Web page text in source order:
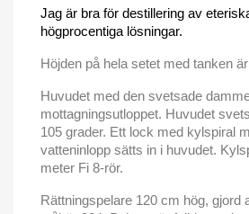
Jag är bra för destillering av
högprocentiga lösningar.
Höjden på hela setet med tanken
Huvudet med den svetsade
mottagningsutloppet. Huvudet
105 grader. Ett lock med kylspiral
vatteninlopp sätts in i huvudet.
meter Fi 8-rör.
Rättningspelare 120 cm hög, gjord